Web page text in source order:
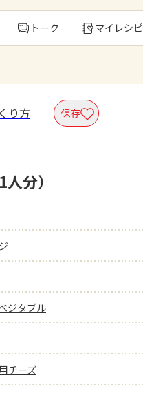
トーク マイレシピ
り方 保存
分）
ジタブル
チーズ